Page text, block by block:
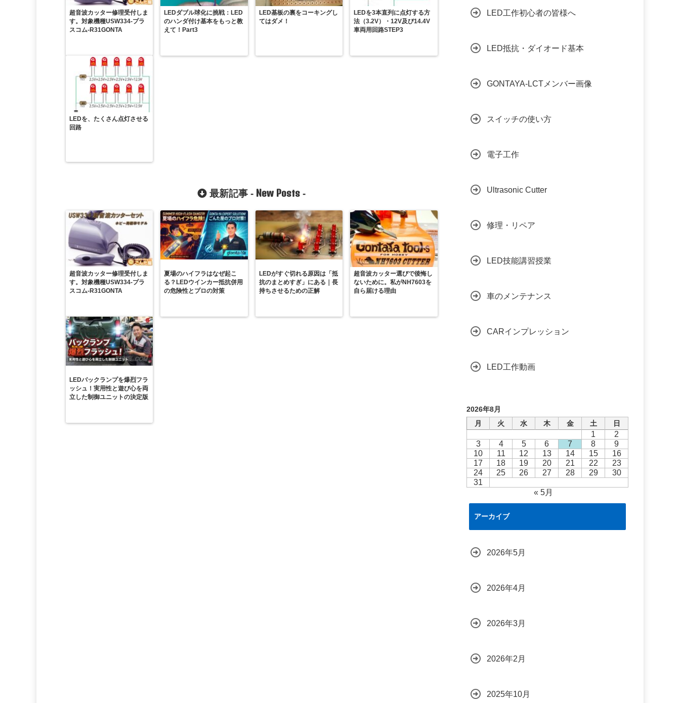
超音波カッター修理受付しま
す。対象機種USW334-プラ
スコム-R31GONTA
LEDダブル球化に挑戦：LED
のハンダ付け基本をもっと教
えて！Part3
LED基板の裏をコーキングし
てはダメ！
LEDを3本直列に点灯する方
法（3.2V）・12V及び14.4V
車両用回路STEP3
LEDを、たくさん点灯させる
回路
最新記事 - New Posts -
超音波カッター修理受付しま
す。対象機種USW334-プラ
スコム-R31GONTA
夏場のハイフラはなぜ起こ
る？LEDウインカー抵抗併用
の危険性とプロの対策
LEDがすぐ切れる原因は「抵
抗のまとめすぎ」にある｜長
持ちさせるための正解
超音波カッター選びで後悔し
ないために。私がNH7603を
自ら届ける理由
LEDバックランプを爆烈フラ
ッシュ！実用性と遊び心を両
立した制御ユニットの決定版
LED工作初心者の皆様へ
LED抵抗・ダイオード基本
GONTAYA-LCTメンバー画像
スイッチの使い方
電子工作
Ultrasonic Cutter
修理・リペア
LED技能講習授業
車のメンテナンス
CARインプレッション
LED工作動画
2026年8月
月
火 水 木 金 土 日
1
2
3
4 5 6 7 8
9
10
11 12 13 14 15
16
17
18 19 20 21 22
23
24
25 26 27 28 29
30
31
« 5月
アーカイブ
2026年5月
2026年4月
2026年3月
2026年2月
2025年10月